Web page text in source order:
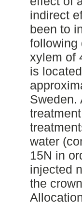
indirect
been to
following
xylem of
is
Sweden.
water
15N in
injected
the